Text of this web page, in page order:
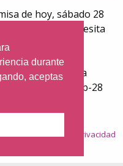
durante
aceptas
de hoy, sábado 28
de Santa Teresita
Ribas, pbro.
de Pascua
a San Juan 16,23b-28
·Política de privacidad